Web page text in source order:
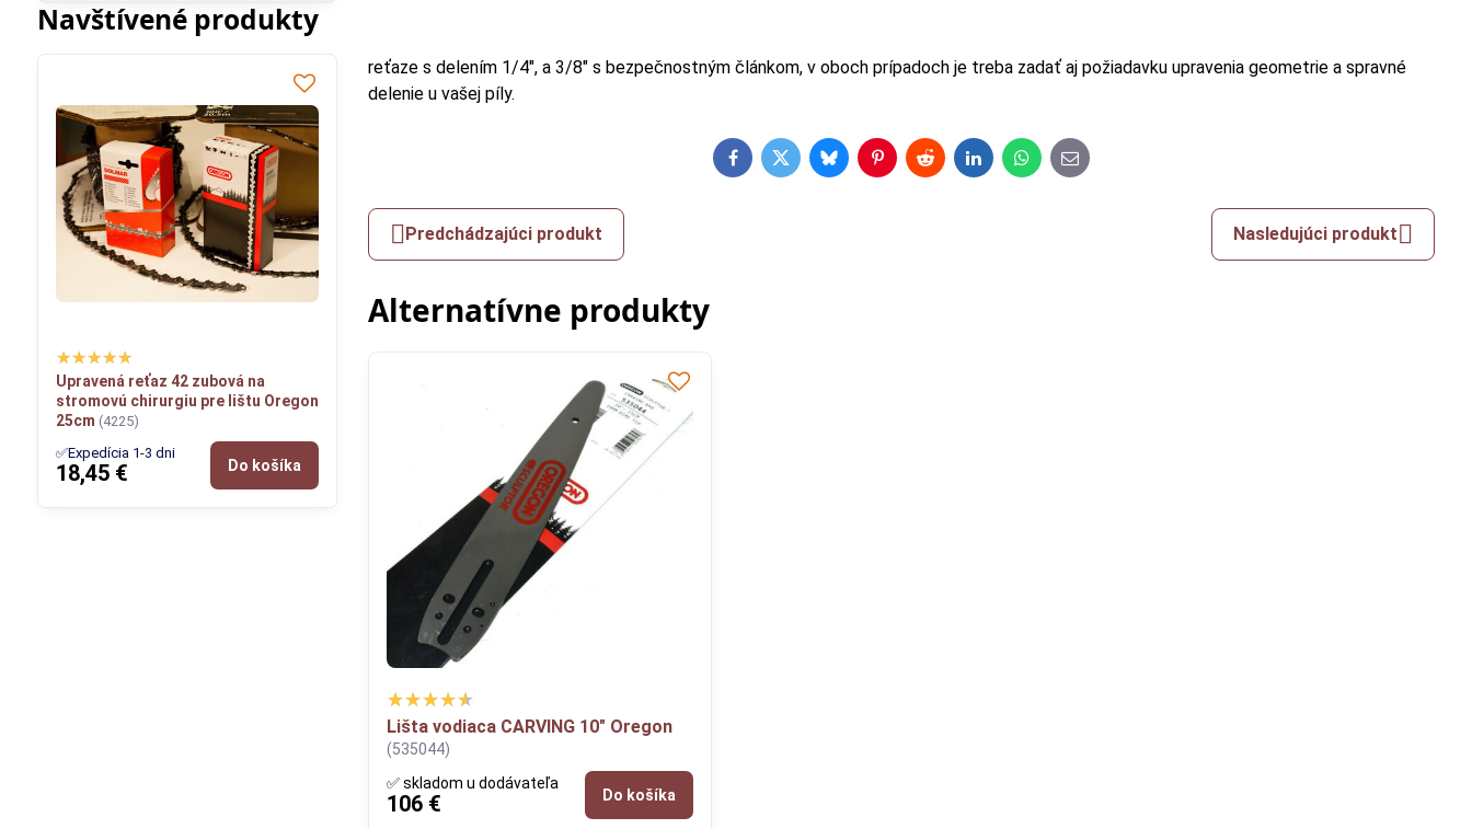
reťaze s delením 1/4", a 3/8" s bezpečnostným článkom, v oboch prípadoch je treba zadať aj požiadavku upravenia geometrie a spravné
delenie u vašej píly.
FacebookTwitterBlueskyPinterestRedditLinkedInWhatsApp
E-
mail
Predchádzajúci produkt Nasledujúci produkt
Alternatívne produkty
Lišta vodiaca CARVING 10" Oregon
(535044)
✅ skladom u dodávateľa
106 € Do košíka
Navštívené produkty
Upravená reťaz 42 zubová na
stromovú chirurgiu pre lištu Oregon
25cm (4225)
✅Expedícia 1-3 dni
18,45 € Do košíka